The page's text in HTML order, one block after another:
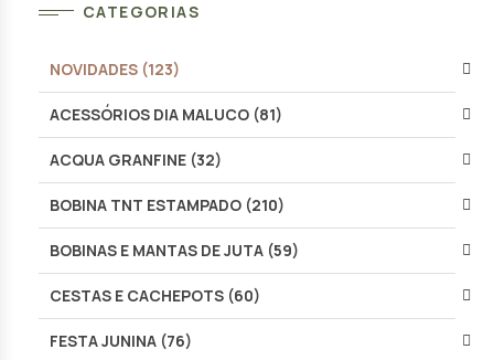
CATEGORIAS
NOVIDADES (123)
ACESSÓRIOS DIA MALUCO (81)
ACQUA GRANFINE (32)
BOBINA TNT ESTAMPADO (210)
BOBINAS E MANTAS DE JUTA (59)
CESTAS E CACHEPOTS (60)
FESTA JUNINA (76)